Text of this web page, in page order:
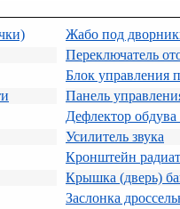
Жабо под
Переключатель
Блок управления
Панель
Дефлектор обдува
Усилитель звука
Кронштейн
Крышка (дверь)
Заслонка